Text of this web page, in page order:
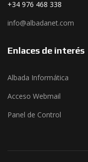
+34 976 468 338
info@albadanet.com
Enlaces de interés
Albada Informática
Acceso Webmail
Panel de Control